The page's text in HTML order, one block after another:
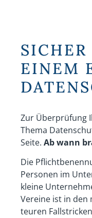
EINEM
Zur Überprüfung
Thema
Seite. Ab wann
Die
Personen im
kleine
Vereine ist in den
teuren